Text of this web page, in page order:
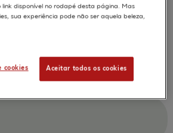
APPROACH
link disponível no rodapé desta página. Mas
sua experiência pode não ser aquela beleza,
cookies Aceitar todos os cookies